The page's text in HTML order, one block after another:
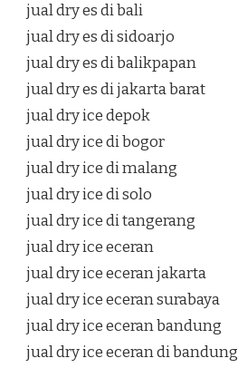
jual dry es di bali
jual dry es di sidoarjo
jual dry es di balikpapan
jual dry es di jakarta barat
jual dry ice depok
jual dry ice di bogor
jual dry ice di malang
jual dry ice di solo
jual dry ice di tangerang
jual dry ice eceran
jual dry ice eceran jakarta
jual dry ice eceran surabaya
jual dry ice eceran bandung
jual dry ice eceran di bandung